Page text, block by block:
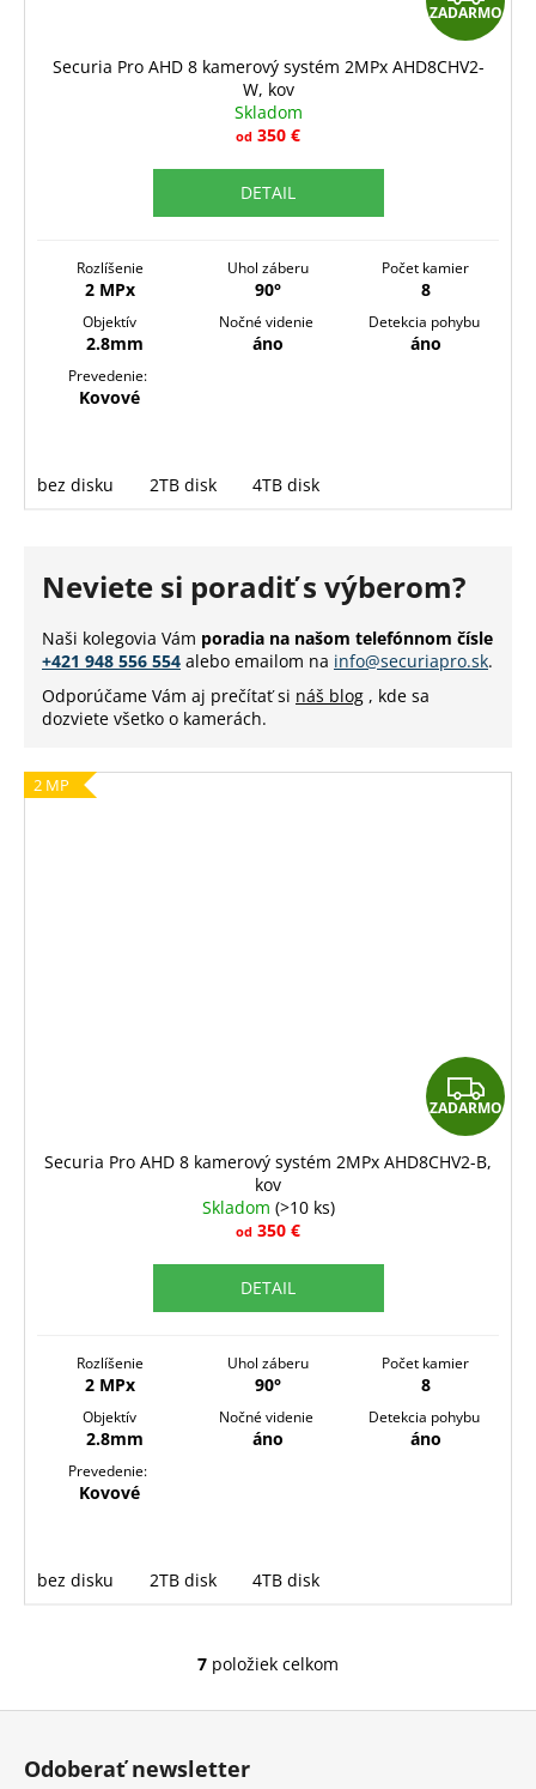
A
D
ZADARMO
Securia Pro AHD 8 kamerový systém 2MPx AHD8CHV2-
W, kov
Skladom
od 350 €
DETAIL
Rozlíšenie
2 MPx
Uhol záberu
90°
Počet kamier
8
Objektív
2.8mm
Nočné videnie
áno
Detekcia pohybu
áno
Prevedenie:
Kovové
bez disku 2TB disk 4TB disk
Neviete si poradiť s výberom?
Naši kolegovia Vám poradia na našom telefónnom čísle
+421 948 556 554 alebo emailom na info@securiapro.sk.
Odporúčame Vám aj prečítať si náš blog , kde sa
dozviete všetko o kamerách.
2 MP
Z
A
D
ZADARMO
Securia Pro AHD 8 kamerový systém 2MPx AHD8CHV2-B,
kov
Skladom (>10 ks)
od 350 €
DETAIL
Rozlíšenie
2 MPx
Uhol záberu
90°
Počet kamier
8
Objektív
2.8mm
Nočné videnie
áno
Detekcia pohybu
áno
Prevedenie:
Kovové
bez disku 2TB disk 4TB disk
O
7 položiek celkom
Odoberať newsletter